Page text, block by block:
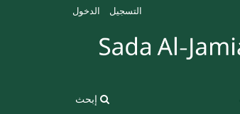
إبحث
التسجيل الدخول